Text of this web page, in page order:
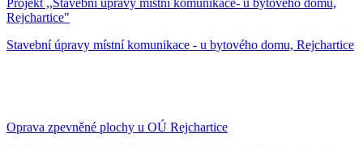
Projekt ,,Stavební úpravy místní komunikace- u bytového domu,
Rejchartice"
Stavební úpravy místní komunikace - u bytového domu, Rejchartice
Oprava zpevněné plochy u OÚ Rejchartice